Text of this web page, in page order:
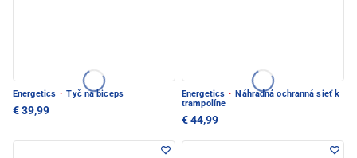
Energetics · Tyč na biceps
€ 39,99
Energetics · Náhradná ochranná sieť k
trampolíne
€ 44,99